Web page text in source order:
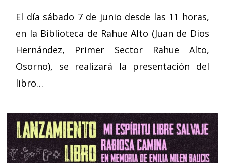
El día sábado 7 de junio desde las 11 horas,
en la Biblioteca de Rahue Alto (Juan de Dios
Hernández, Primer Sector Rahue Alto,
Osorno), se realizará la presentación del
libro…